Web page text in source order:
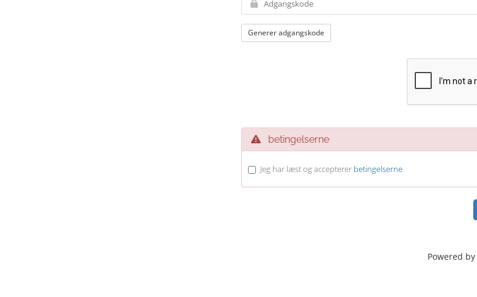
Generer adgangskode
betingelserne
Jeg har læst og accepterer betingelserne
Powered by